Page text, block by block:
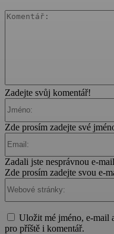
Zadejte svůj komentář!
Zde prosím zadejte své
Zadali jste nesprávnou e-
Zde prosím zadejte svou e-
Uložit mé jméno, e-mail
pro příště i komentář.